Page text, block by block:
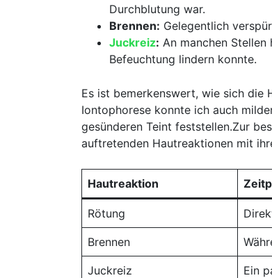
Durchblutung war.
Brennen: Gelegentlich
Juckreiz: An‌ manchen
Befeuchtung lindern konnte.
Es ist bemerkenswert, wie sich ⁤die
Iontophorese konnte ich‍ auch
gesünderen Teint feststellen.Zur
auftretenden ⁢Hautreaktionen mit⁣
Hautreaktion
Rötung
Brennen
Juckreiz Ein